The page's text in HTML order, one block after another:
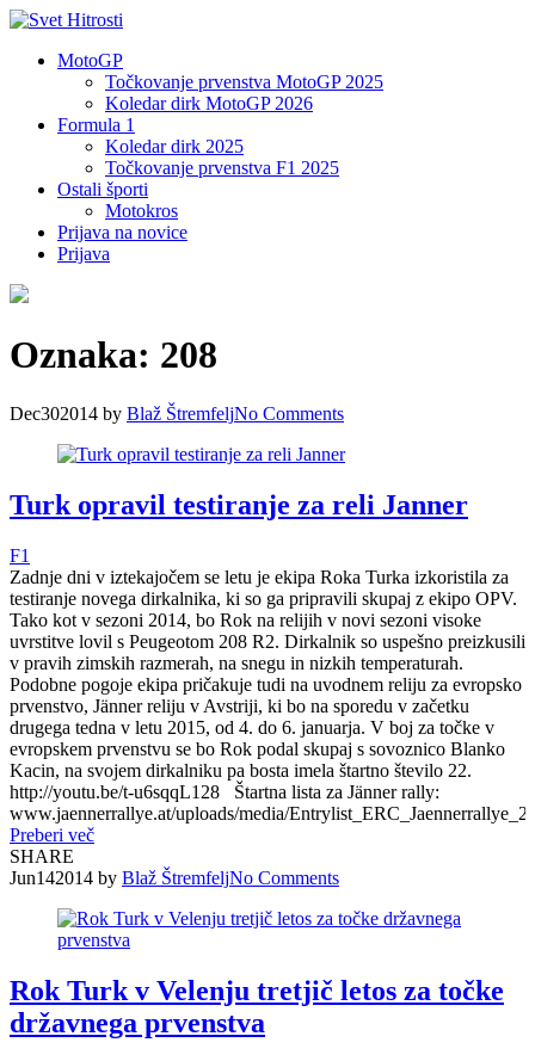
MotoGP
Točkovanje prvenstva MotoGP 2025
Koledar dirk MotoGP 2026
Formula 1
Koledar dirk 2025
Točkovanje prvenstva F1 2025
Ostali športi
Motokros
Prijava na novice
Prijava
Oznaka: 208
Dec302014 by Blaž ŠtremfeljNo Comments
Turk opravil testiranje za reli Janner
F1
Zadnje dni v iztekajočem se letu je ekipa Roka Turka izkoristila za
testiranje novega dirkalnika, ki so ga pripravili skupaj z ekipo OPV.
Tako kot v sezoni 2014, bo Rok na relijih v novi sezoni visoke
uvrstitve lovil s Peugeotom 208 R2. Dirkalnik so uspešno preizkusili
v pravih zimskih razmerah, na snegu in nizkih temperaturah.
Podobne pogoje ekipa pričakuje tudi na uvodnem reliju za evropsko
prvenstvo, Jänner reliju v Avstriji, ki bo na sporedu v začetku
drugega tedna v letu 2015, od 4. do 6. januarja. V boj za točke v
evropskem prvenstvu se bo Rok podal skupaj s sovoznico Blanko
Kacin, na svojem dirkalniku pa bosta imela štartno število 22.
http://youtu.be/t-u6sqqL128 Štartna lista za Jänner rally:
www.jaennerrallye.at/uploads/media/
Preberi več
SHARE
Jun142014 by Blaž ŠtremfeljNo Comments
Rok Turk v Velenju tretjič letos za točke
državnega prvenstva